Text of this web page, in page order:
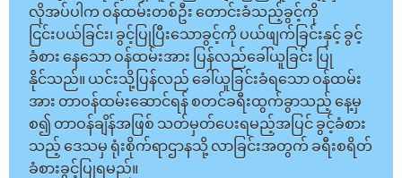
လိုအပ်ပါက ဝန်ထမ်းတစ်ဦး တောင်းခံသည့်ခွင့်ကို
ငြင်းပယ်ခြင်း၊ ခွင့်ပြုပြီးသောခွင့်ကို ပယ်ဖျက်ခြင်းနှင့် ခွင့်
ခံစား နေသော ဝန်ထမ်းအား ပြန်လည်ခေါ်ယူခြင်း ပြု
နိုင်သည်။ ယင်းသို့ပြန်လည် ခေါ်ယူခြင်းခံရသော ဝန်ထမ်း
အား တာဝန်ထမ်းဆောင်ရန် စတင်ခရီးထွက်ခွာသည့် နေ့မှ
စ၍ တာဝန်ချိန်အဖြစ် သတ်မှတ်ပေးရမည့်အပြင် ခွင့်ခံစား
သည့် ဒေသမှ ရုံးစိုက်ရာဌာနသို့ လာခြင်းအတွက် ခရီးစရိတ်
ခံစားခွင့်ပြုရမည်။